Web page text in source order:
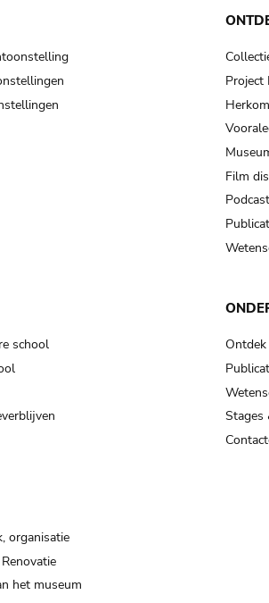
Project
Film
school
Stages
organisatie
het museum